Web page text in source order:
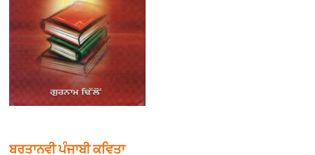
ਬਰਤਾਨਵੀ ਪੰਜਾਬੀ ਕਵਿਤਾ